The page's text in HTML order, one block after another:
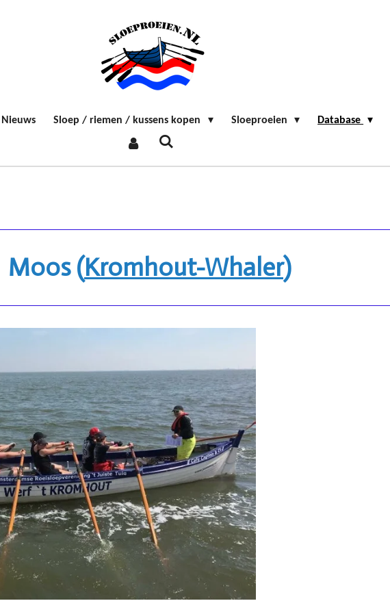
Nieuws Sloep / riemen / kussens kopen Sloeproeien Database
Moos (Kromhout-Whaler)